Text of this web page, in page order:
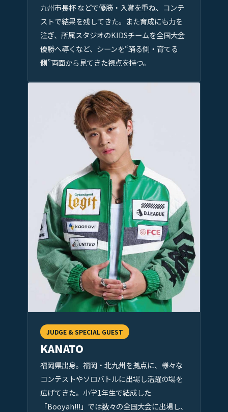
九州市長杯 などで優勝・入賞を重ね、コンテ
ストで結果を残してきた。また育成にも力を
注ぎ、所属スタジオのKIDSチームを全国大会
優勝へ導くなど、シーンを“踊る側・育てる
側”両面から見てきた視点を持つ。
JUDGE & SPECIAL GUEST
KANATO
福岡県出身。福岡・北九州を拠点に、様々な
コンテストやソロバトルに出場し活躍の場を
広げてきた。小学1年生で結成した
「Booyah!!!」では数々の全国大会に出場し、